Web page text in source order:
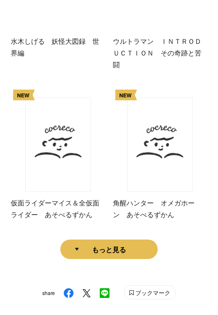
水木しげる 妖怪大図録 世
界編
ウルトラマン ＩＮＴＲＯＤ
ＵＣＴＩＯＮ その奇跡と苦
闘
NEW
仮面ライダーマイス＆全仮面
ライダー あそべるずかん
NEW
角醒ハンター オメガホー
ン あそべるずかん
もっと見る
share ブックマーク